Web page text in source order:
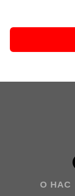
О НАС